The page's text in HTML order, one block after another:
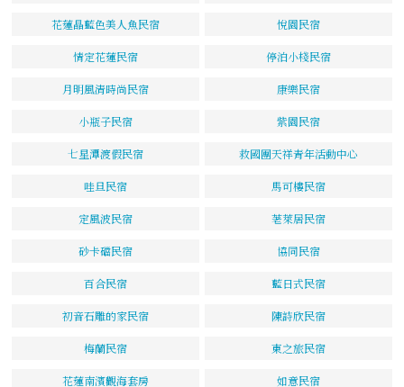
花蓮晶藍色美人魚民宿 悅園民宿
情定花蓮民宿 停泊小棧民宿
月明風清時尚民宿 康樂民宿
小瓶子民宿 紫園民宿
七星潭渡假民宿 救國團天祥青年活動中心
哇旦民宿 馬可樓民宿
定風波民宿 荖萊居民宿
砂卡礑民宿 協同民宿
百合民宿 藍日式民宿
初音石雕的家民宿 陳詩欣民宿
梅蘭民宿 東之旅民宿
花蓮南濱觀海套房 如意民宿